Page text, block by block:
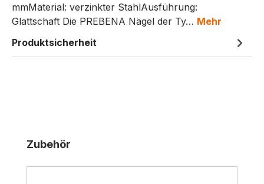
mmMaterial: verzinkter StahlAusführung:
Glattschaft Die PREBENA Nägel der Ty… Mehr
Produktsicherheit
Produktgalerie überspringen
Zubehör